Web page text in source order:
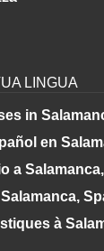
LINGUA
in
en
a
à